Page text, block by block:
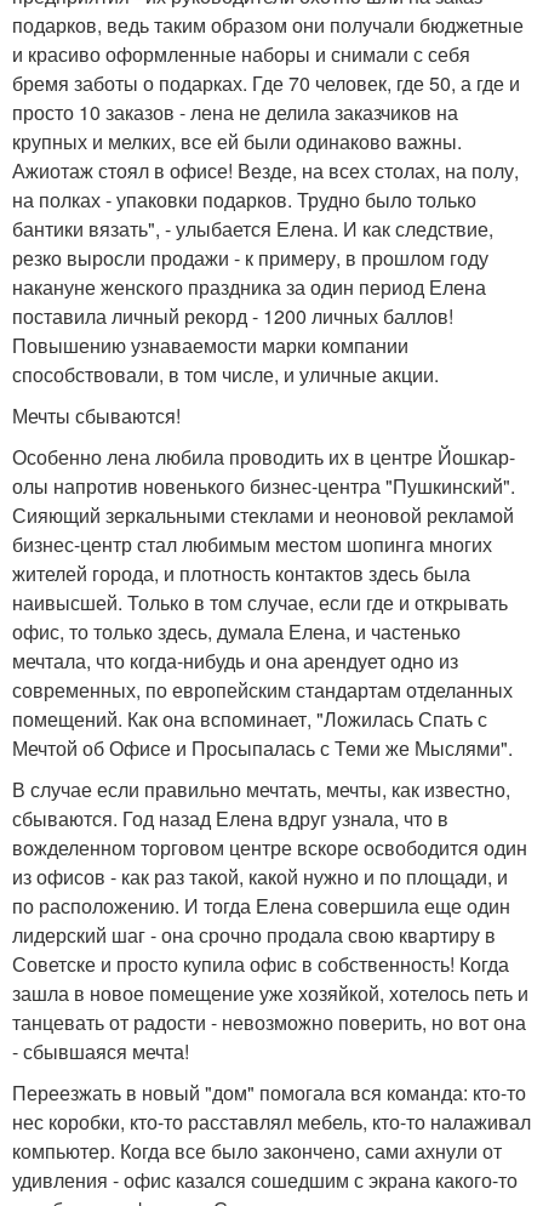
подарков, ведь таким образом они получали бюджетные
и красиво оформленные наборы и снимали с себя
бремя заботы о подарках. Где 70 человек, где 50, а где и
просто 10 заказов - лена не делила заказчиков на
крупных и мелких, все ей были одинаково важны.
Ажиотаж стоял в офисе! Везде, на всех столах, на полу,
на полках - упаковки подарков. Трудно было только
бантики вязать", - улыбается Елена. И как следствие,
резко выросли продажи - к примеру, в прошлом году
накануне женского праздника за один период Елена
поставила личный рекорд - 1200 личных баллов!
Повышению узнаваемости марки компании
способствовали, в том числе, и уличные акции.
Мечты сбываются!
Особенно лена любила проводить их в центре Йошкар-
олы напротив новенького бизнес-центра "Пушкинский".
Сияющий зеркальными стеклами и неоновой рекламой
бизнес-центр стал любимым местом шопинга многих
жителей города, и плотность контактов здесь была
наивысшей. Только в том случае, если где и открывать
офис, то только здесь, думала Елена, и частенько
мечтала, что когда-нибудь и она арендует одно из
современных, по европейским стандартам отделанных
помещений. Как она вспоминает, "Ложилась Спать с
Мечтой об Офисе и Просыпалась с Теми же Мыслями".
В случае если правильно мечтать, мечты, как известно,
сбываются. Год назад Елена вдруг узнала, что в
вожделенном торговом центре вскоре освободится один
из офисов - как раз такой, какой нужно и по площади, и
по расположению. И тогда Елена совершила еще один
лидерский шаг - она срочно продала свою квартиру в
Советске и просто купила офис в собственность! Когда
зашла в новое помещение уже хозяйкой, хотелось петь и
танцевать от радости - невозможно поверить, но вот она
- сбывшаяся мечта!
Переезжать в новый "дом" помогала вся команда: кто-то
нес коробки, кто-то расставлял мебель, кто-то налаживал
компьютер. Когда все было закончено, сами ахнули от
удивления - офис казался сошедшим с экрана какого-то